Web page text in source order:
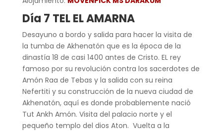
Día 7 TEL EL AMARNA
Desayuno a bordo y salida para hacer la visita de
la tumba de Akhenatón que es la época de la
dinastía 18 de casi 1400 antes de Cristo. EL rey
famoso por su revolución contra los sacerdotes de
Amón Raa de Tebas y la salida con su reina
Nefertiti y su construcción de la nueva ciudad de
Akhenatón, aquí es donde probablemente nació
Tut Ankh Amón. Visita del palacio norte y el
pequeño templo del dios Aton. Vuelta a la